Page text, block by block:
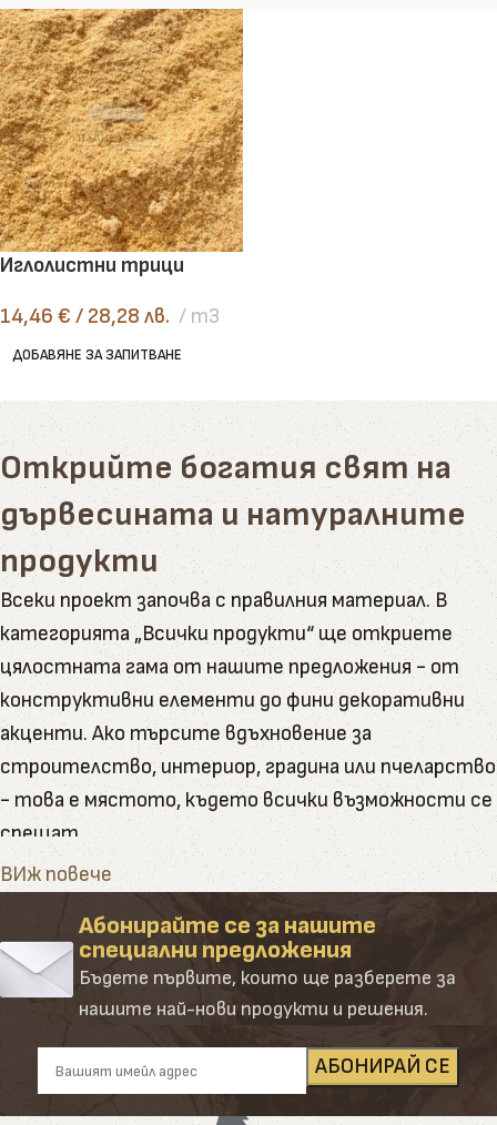
Иглолистни трици
14,46 € / 28,28 лв. m3
ДОБАВЯНЕ ЗА ЗАПИТВАНЕ
Открийте богатия свят на
дървесината и натуралните
продукти
Всеки проект започва с правилния материал. В
категорията „Всички продукти“ ще откриете
цялостната гама от нашите предложения - от
конструктивни елементи до фини декоративни
акценти. Ако търсите вдъхновение за
строителство, интериор, градина или пчеларство
- това е мястото, където всички възможности се
срещат.
Тук ще намерите пълната гама от артикули и
натурални продукти, които Палисандър предлага
Категорията обединява в себе си всички наши
основни направления – от сурови и обработени
дървени материали до завършени продукти и
аксесоари. Създадена е така, че да ориентира
клиента лесно и удобно сред десетките
подкатегории, всяка от които е резултат от
ВИж повече
Абонирайте се за нашите
специални предложения
Бъдете първите, които ще разберете за
нашите най-нови продукти и решения.